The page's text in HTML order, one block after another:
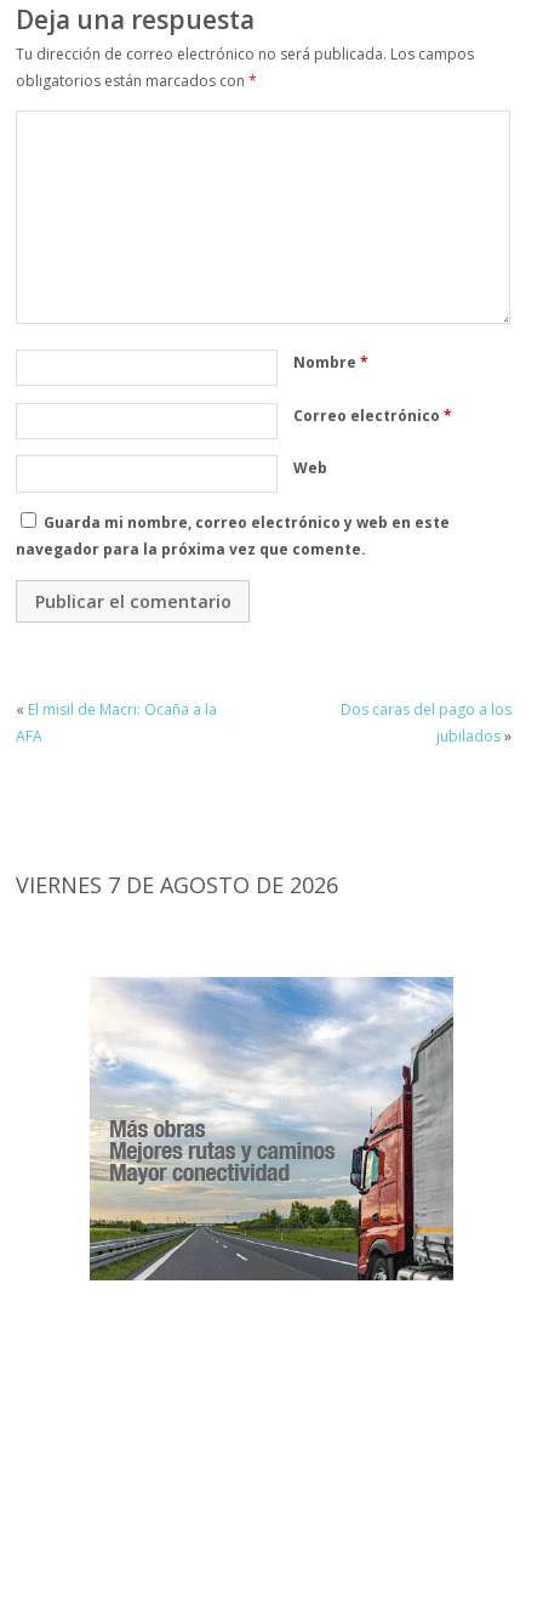
Deja una respuesta
Tu dirección de correo electrónico no será publicada. Los campos
obligatorios están marcados con*
Nombre*
Correo electrónico*
Web
Guarda mi nombre, correo electrónico y web en este
navegador para la próxima vez que comente.
« El misil de Macri: Ocaña a la
AFA
Dos caras del pago a los
jubilados»
VIERNES 7 DE AGOSTO DE 2026